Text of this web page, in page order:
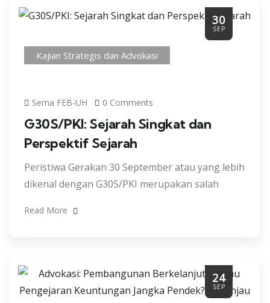
30
SEP
Kajian Strategis dan Advokasi
Sema FEB-UH 0 Comments
G30S/PKI: Sejarah Singkat dan
Perspektif Sejarah
Peristiwa Gerakan 30 September atau yang lebih
dikenal dengan G30S/PKI merupakan salah
Read More
24
SEP